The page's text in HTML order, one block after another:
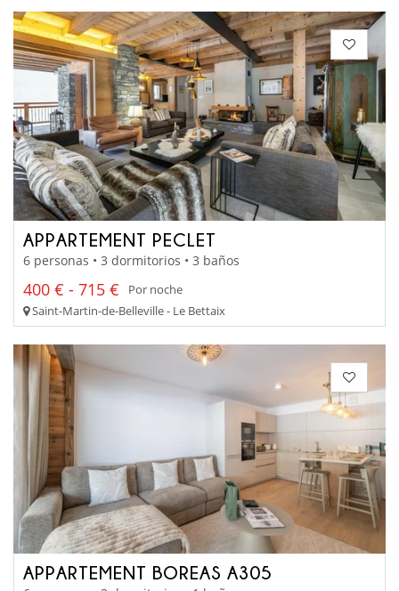
APPARTEMENT PECLET
6 personas • 3 dormitorios • 3 baños
400 € - 715 €
Por noche
Saint-Martin-de-Belleville - Le Bettaix
APPARTEMENT BOREAS A305